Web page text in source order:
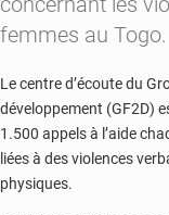
femmes au Togo.
Le centre d’écoute du
développement (GF2D)
1.500 appels à l’aide
liées à des violences
physiques.